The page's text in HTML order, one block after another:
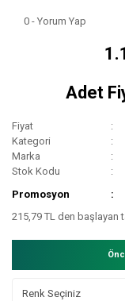
0 - Yorum Yap
Adet
Fiyat
Kategori
Marka
Stok Kodu
Promosyon
215,79 TL den başlayan